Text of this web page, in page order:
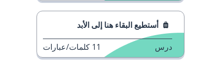
أستطيع البقاء هنا إلى الأبد
درس 11 كلمات/عبارات